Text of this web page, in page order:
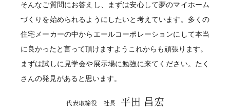
そんなご質問にお答えし、まずは安心して夢のマイホーム
づくりを始められるようにしたいと考えています。多くの
住宅メーカーの中からエールコーポレーションにして本当
に良かったと言って頂けますようこれからも頑張ります。
まずは試しに見学会や展示場に勉強に来てください。たく
さんの発見があると思います。
代表取締役 社長 平田 昌宏